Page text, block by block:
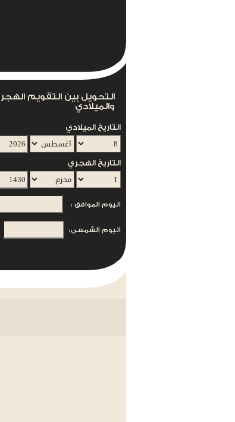
التحويل بين التقويم
والميلادي
التاريخ الميلادي
التاريخ الهجري
اليوم الموافق :
اليوم الشمسى: